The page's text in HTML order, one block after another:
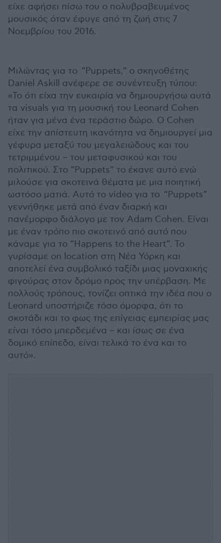
είχε αφήσει πίσω του ο πολυβραβευμένος
μουσικός όταν έφυγε από τη ζωή στις 7
Νοεμβρίου του 2016.
Μιλώντας για το “Puppets,” ο σκηνοθέτης
Daniel Askill ανέφερε σε συνέντευξη τύπου:
«Το ότι είχα την ευκαιρία να δημιουργήσω αυτά
τα visuals για τη μουσική του Leonard Cohen
ήταν για μένα ένα τεράστιο δώρο. Ο Cohen
είχε την απίστευτη ικανότητα να δημιουργεί μια
γέφυρα μεταξύ του μεγαλειώδους και του
τετριμμένου – του μεταφυσικού και του
πολιτικού. Στο “Puppets” το έκανε αυτό ενώ
μιλούσε για σκοτεινά θέματα με μια ποιητική
ωστόσο ματιά. Αυτό το video για το “Puppets”
γεννήθηκε μετά από έναν διαρκή και
πανέμορφο διάλογο με τον Adam Cohen. Είναι
με έναν τρόπο πιο σκοτεινό από αυτό που
κάναμε για το “Happens to the Heart”. Το
γυρίσαμε on location στη Νέα Υόρκη και
αποτελεί ένα συμβολικό ταξίδι μιας μοναχικής
φιγούρας στον δρόμο προς την υπέρβαση. Με
πολλούς τρόπους, τονίζει οπτικά την ιδέα που ο
Leonard υποστήριζε τόσο όμορφα, ότι το
σκοτάδι και το φως της επίγειας εμπειρίας μας
είναι τόσο μπερδεμένα – και ίσως σε ένα
δομικό επίπεδο, είναι τελικά το ένα και το
αυτό».